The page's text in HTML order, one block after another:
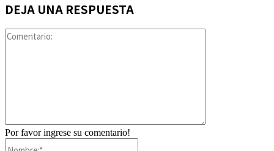
DEJA UNA RESPUESTA
Por favor ingrese su comentario!